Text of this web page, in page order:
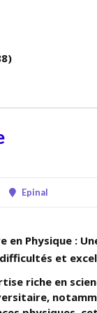
Epinal
en Physique :
et
riche en